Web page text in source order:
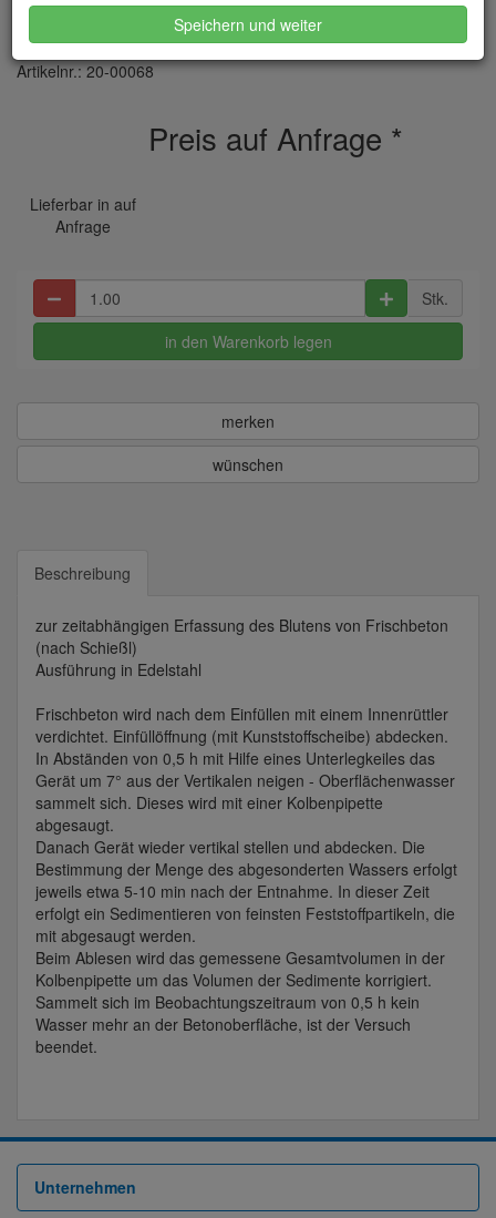
Prüfgerät nach Schießl
Artikelnr.: 20-00068
Preis auf Anfrage *
Lieferbar in auf
Anfrage
Stk.
in den Warenkorb legen
merken
wünschen
Beschreibung
zur zeitabhängigen Erfassung des Blutens von Frischbeton
(nach Schießl)
Ausführung in Edelstahl
Frischbeton wird nach dem Einfüllen mit einem Innenrüttler
verdichtet. Einfüllöffnung (mit Kunststoffscheibe) abdecken.
In Abständen von 0,5 h mit Hilfe eines Unterlegkeiles das
Gerät um 7° aus der Vertikalen neigen - Oberflächenwasser
sammelt sich. Dieses wird mit einer Kolbenpipette
abgesaugt.
Danach Gerät wieder vertikal stellen und abdecken. Die
Bestimmung der Menge des abgesonderten Wassers erfolgt
jeweils etwa 5-10 min nach der Entnahme. In dieser Zeit
erfolgt ein Sedimentieren von feinsten Feststoffpartikeln, die
mit abgesaugt werden.
Beim Ablesen wird das gemessene Gesamtvolumen in der
Kolbenpipette um das Volumen der Sedimente korrigiert.
Sammelt sich im Beobachtungszeitraum von 0,5 h kein
Wasser mehr an der Betonoberfläche, ist der Versuch
beendet.
Unternehmen
Speichern und weiter